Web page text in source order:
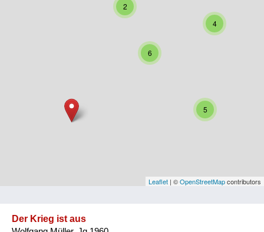
Burgenland
Niederösterreich
Vorarlberg
4
2
5
6
Leaflet | ©OpenStreetMapcontributors
Der Krieg ist aus